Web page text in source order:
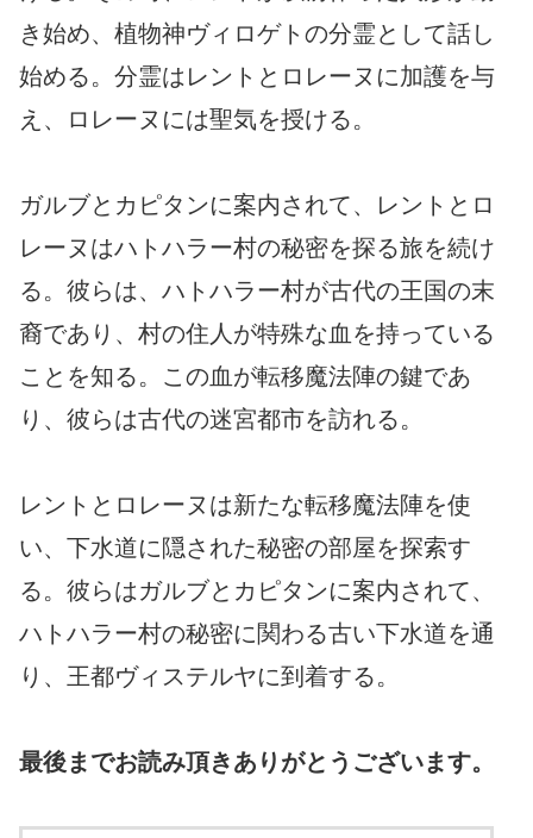
き始め、植物神ヴィロゲトの分霊として話し
始める。分霊はレントとロレーヌに加護を与
え、ロレーヌには聖気を授ける。
ガルブとカピタンに案内されて、レントとロ
レーヌはハトハラー村の秘密を探る旅を続け
る。彼らは、ハトハラー村が古代の王国の末
裔であり、村の住人が特殊な血を持っている
ことを知る。この血が転移魔法陣の鍵であ
り、彼らは古代の迷宮都市を訪れる。
レントとロレーヌは新たな転移魔法陣を使
い、下水道に隠された秘密の部屋を探索す
る。彼らはガルブとカピタンに案内されて、
ハトハラー村の秘密に関わる古い下水道を通
り、王都ヴィステルヤに到着する。
最後までお読み頂きありがとうございます。